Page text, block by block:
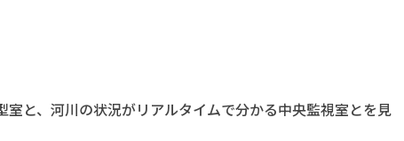
と、河川の状況がリアルタイムで分かる中央監視室とを見